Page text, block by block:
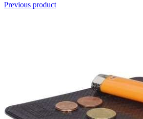
Previous product